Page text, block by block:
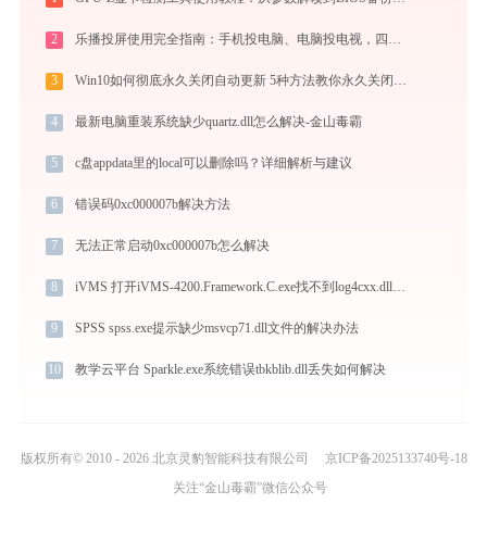
2 乐播投屏使用完全指南：手机投电脑、电脑投电视，四种连接方式一篇讲透
3 Win10如何彻底永久关闭自动更新 5种方法教你永久关闭win10自动更新
4 最新电脑重装系统缺少quartz.dll怎么解决-金山毒霸
5 c盘appdata里的local可以删除吗？详细解析与建议
6 错误码0xc000007b解决方法
7 无法正常启动0xc000007b怎么解决
8 iVMS 打开iVMS-4200.Framework.C.exe找不到log4cxx.dll怎么办
9 SPSS spss.exe提示缺少msvcp71.dll文件的解决办法
10 教学云平台 Sparkle.exe系统错误tbkblib.dll丢失如何解决
版权所有© 2010 - 2026 北京灵豹智能科技有限公司
京ICP备2025133740号-18
关注“金山毒霸”微信公众号